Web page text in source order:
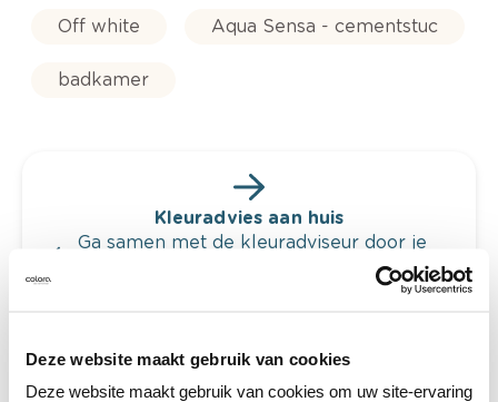
Deze website maakt gebruik van cookies
Deze website maakt gebruik van cookies om uw site-ervaring
Off white
Aqua Sensa - cementstuc
badkamer
Kleuradvies aan huis
Ga samen met de kleuradviseur door je
Krijg ineens een technologische check-up
van je muren.